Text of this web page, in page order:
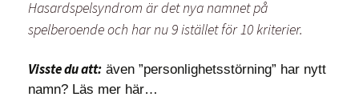
Hasardspelsyndrom är det nya namnet på
spelberoende och har nu 9 istället för 10 kriterier.
Visste du att: även ”personlighetsstörning” har nytt
namn? Läs mer här…